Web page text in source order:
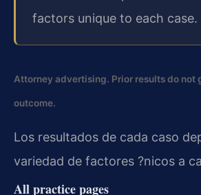
factors unique to each case.
Attorney advertising. Prior results do not
outcome.
Los resultados de cada caso
variedad de factores ?nicos a
All practice pages